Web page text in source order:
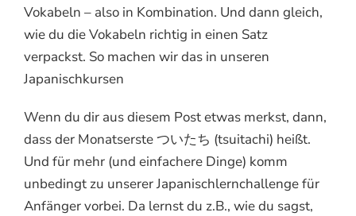
Vokabeln – also in Kombination. Und dann gleich,
wie du die Vokabeln richtig in einen Satz
verpackst. So machen wir das in unseren
Japanischkursen
Wenn du dir aus diesem Post etwas merkst, dann,
dass der Monatserste ついたち (tsuitachi) heißt.
Und für mehr (und einfachere Dinge) komm
unbedingt zu unserer Japanischlernchallenge für
Anfänger vorbei. Da lernst du z.B., wie du sagst,